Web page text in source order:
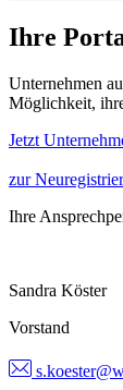
Ihre
Unternehmen
Möglichkeit,
Jetzt
zur
Ihre
Sandra Köster
Vorstand